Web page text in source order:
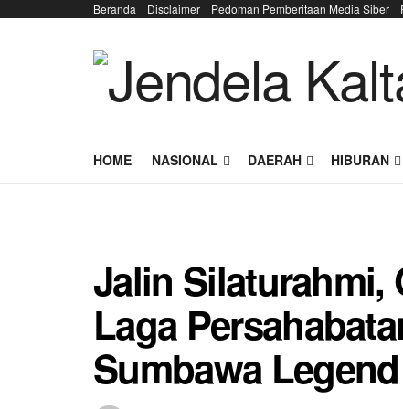
Beranda Disclaimer Pedoman Pemberitaan Media Siber
HOME NASIONAL DAERAH HIBURAN
Jalin Silaturahmi,
Laga
Sumbawa Legend